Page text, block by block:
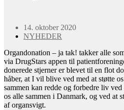
14. oktober 2020
NYHEDER
Organdonation – ja tak! takker alle
via DrugStars appen til
donerede stjerner er blevet til en flot
håber, at I vil blive ved med at støtte
sammen kan redde og forbedre liv
os alle sammen i Danmark, og ved at
af organsvigt.